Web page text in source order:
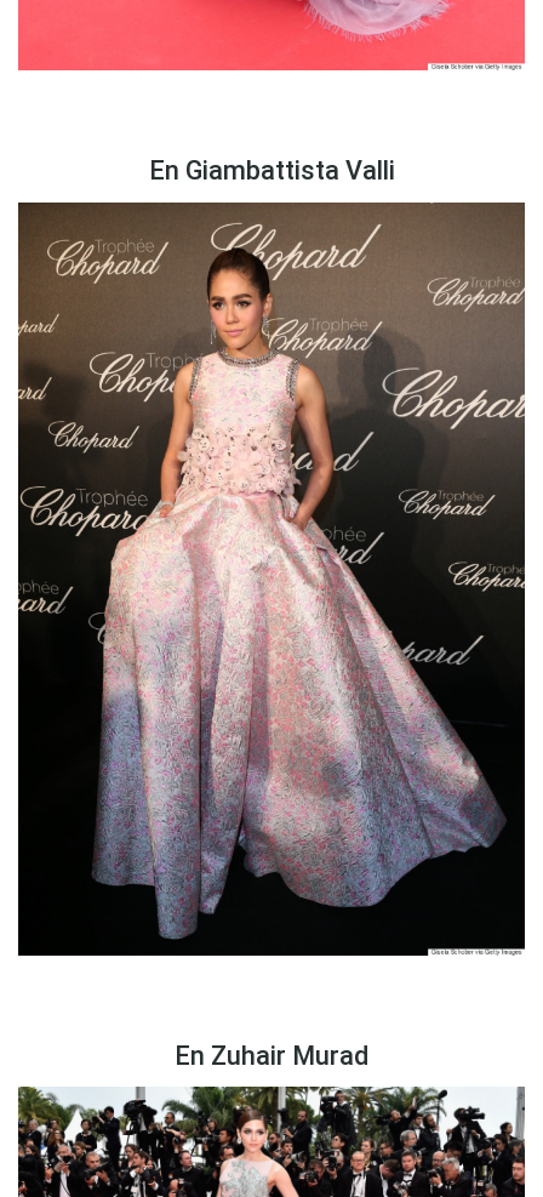
En Giambattista Valli
En Zuhair Murad